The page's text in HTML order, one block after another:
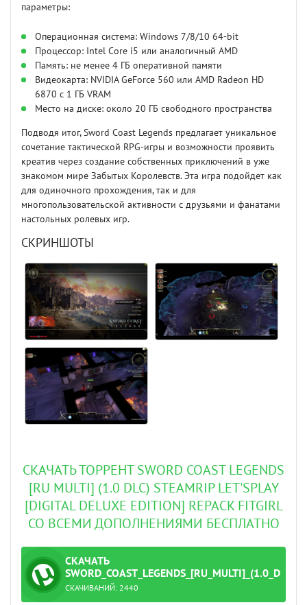
параметры:
Операционная система: Windows 7/8/10 64-bit
Процессор: Intel Core i5 или аналогичный AMD
Память: не менее 4 ГБ оперативной памяти
Видеокарта: NVIDIA GeForce 560 или AMD Radeon HD
6870 с 1 ГБ VRAM
Место на диске: около 20 ГБ свободного пространства
Подводя итог, Sword Coast Legends предлагает уникальное
сочетание тактической RPG-игры и возможности проявить
креатив через создание собственных приключений в уже
знакомом мире Забытых Королевств. Эта игра подойдет как
для одиночного прохождения, так и для
многопользовательской активности с друзьями и фанатами
настольных ролевых игр.
СКРИНШОТЫ
СКАЧАТЬ ТОРРЕНТ SWORD COAST LEGENDS
[RU MULTI] (1.0 DLC) STEAMRIP LET'SРLAY
[DIGITAL DELUXE EDITION] REPACK FITGIRL
СО ВСЕМИ ДОПОЛНЕНИЯМИ БЕСПЛАТНО
СКАЧАТЬ
ТОРРЕНТ
СКАЧИВАНИЙ: 2440